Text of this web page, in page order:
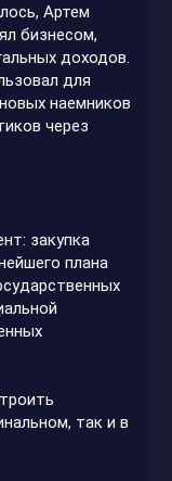
Артем
бизнесом,
доходов.
для
наемников
через
закупка
плана
так и в